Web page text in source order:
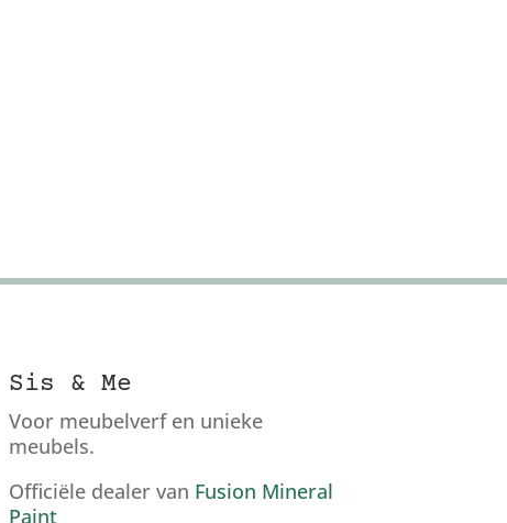
Sis & Me
Voor meubelverf en unieke
meubels.
Officiële dealer van Fusion Mineral
Paint